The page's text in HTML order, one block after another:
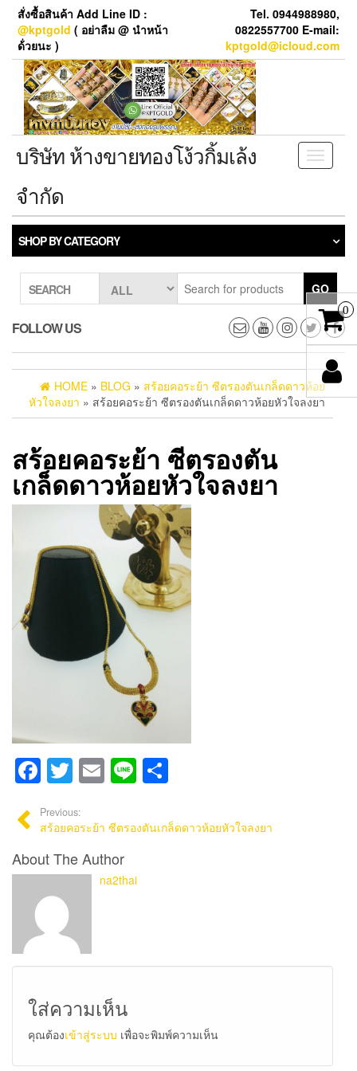
Skip
content
สั่งซื้อสินค้า Add Line ID :
@kptgold ( อย่าลืม @ นำหน้า
ด้่วยนะ )
Tel. 0944988980,
0822557700 E-mail:
kptgold@icloud.com
Toggle
บริษัท ห้างขายทองโง้วกิ้มเล้ง
จำกัด
SHOP BY CATEGORY
SEARCH GO
FOLLOW US
HOME » BLOG » สร้อยคอระย้า ซีตรองตันเกล็ดดาวห้อย
หัวใจลงยา » สร้อยคอระย้า ซีตรองตันเกล็ดดาวห้อยหัวใจลงยา
สร้อยคอระย้า ซีตรองตัน
เกล็ดดาวห้อยหัวใจลงยา
Facebook
Twitter
Email
Line
Previous:
สร้อยคอระย้า ซีตรองตันเกล็ดดาวห้อยหัวใจลงยา
About The Author
na2thai
ใส่ความเห็น
คุณต้องเข้าสู่ระบบ เพื่อจะพิมพ์ความเห็น
0